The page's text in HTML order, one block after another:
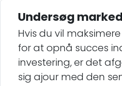
Undersøg
Hvis du vil
for at opnå succes
investering, er det
sig ajour med den